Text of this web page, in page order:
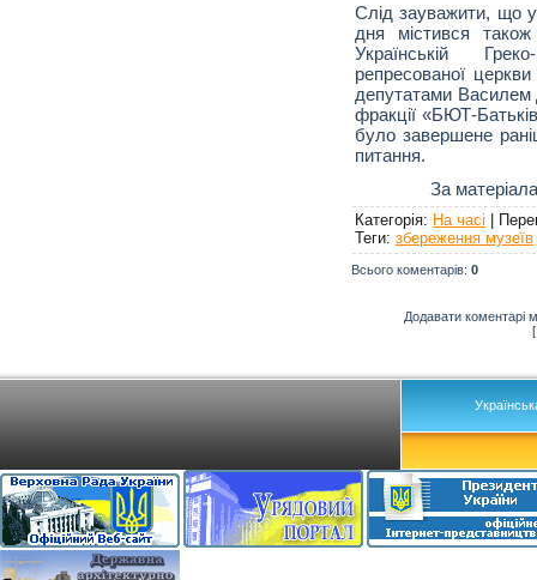
Слід зауважити, що
дня містився
Українській
репресованої
депутатами
фракції «БЮТ-
було завершене
питання.
За
Категорія: На часі |
Теги: збереження музеїв
Всього коментарів: 0
Додавати коментарі